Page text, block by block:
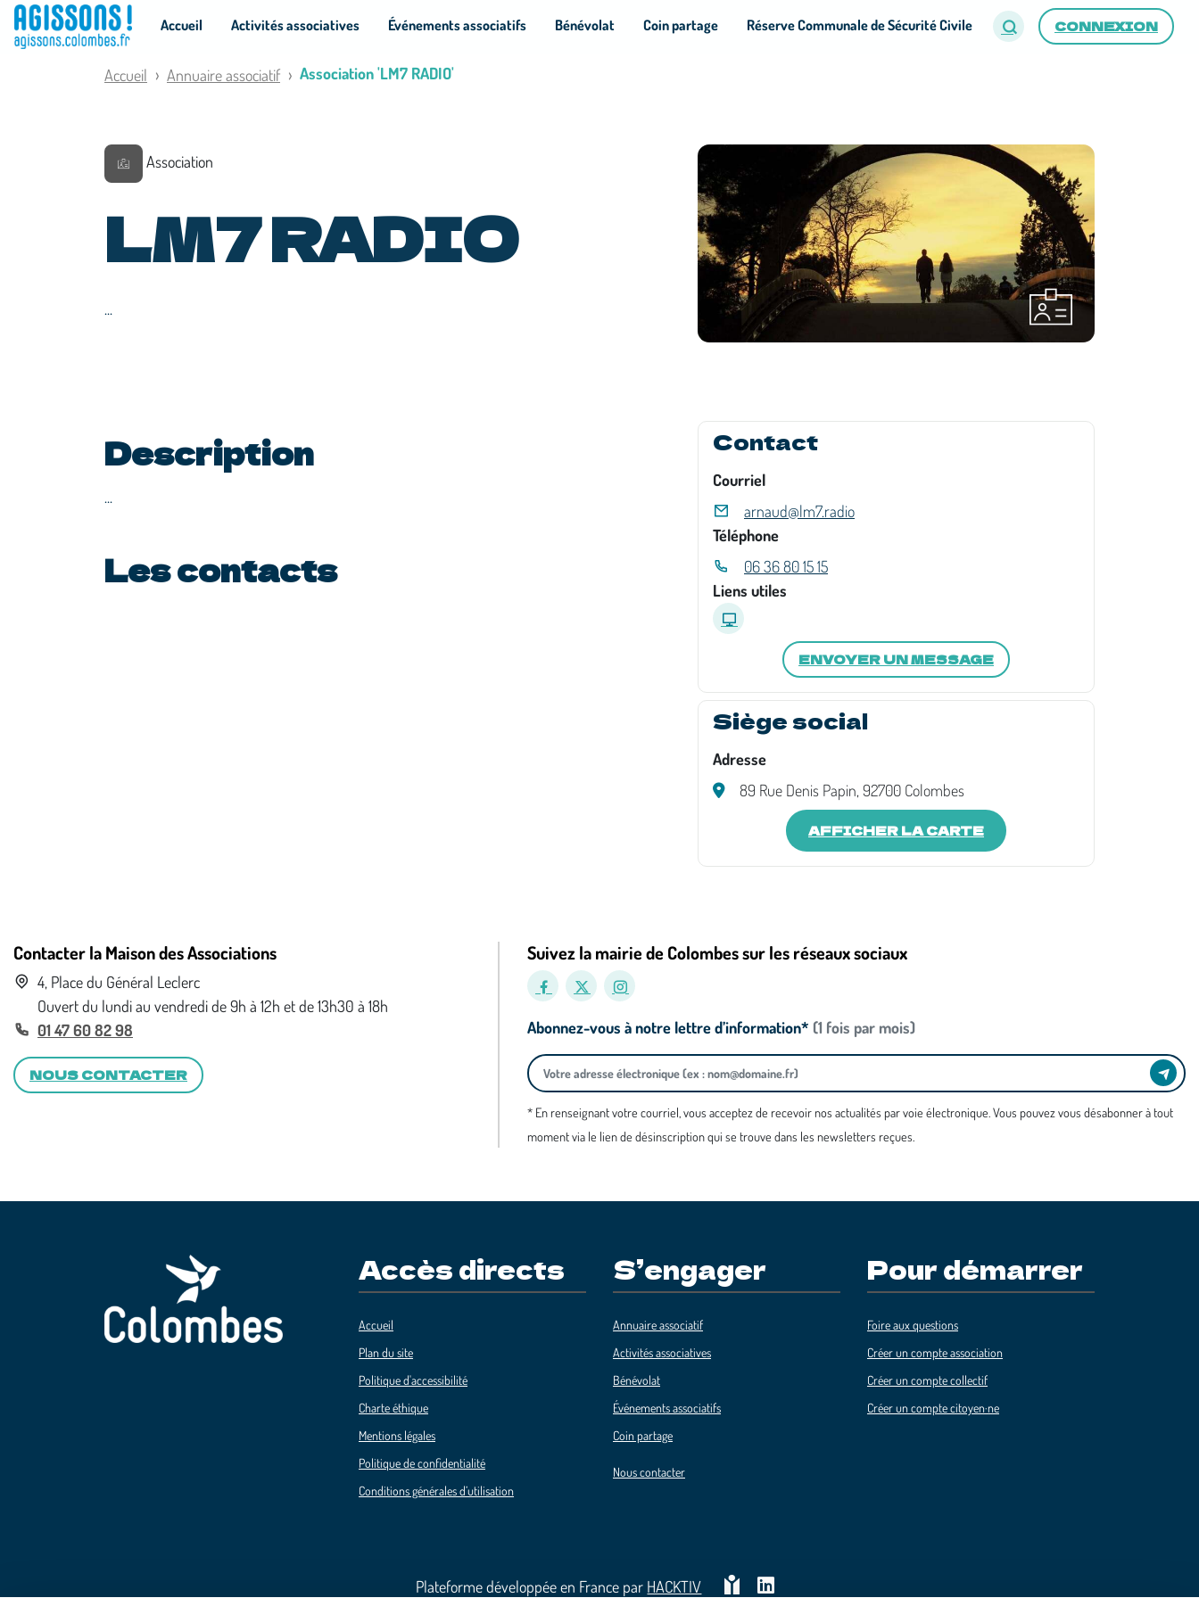
CONNEXION
Accueil Activités associatives Événements associatifs Bénévolat Coin partage Réserve Communale de Sécurité Civile
Accueil Annuaire associatif Association 'LM7 RADIO'
Association
LM7 RADIO
...
Description
...
Les contacts
Contact
Courriel
arnaud@lm7.radio
Téléphone
06 36 80 15 15
Liens utiles
ENVOYER UN MESSAGE
Siège social
Adresse
89 Rue Denis Papin, 92700 Colombes
AFFICHER LA CARTE
Contacter la Maison des Associations
4, Place du Général Leclerc
Ouvert du lundi au vendredi de 9h à 12h et de 13h30 à 18h
01 47 60 82 98
NOUS CONTACTER
Suivez la mairie de Colombes sur les réseaux sociaux
Abonnez-vous à notre lettre d’information* (1 fois par mois)
* En renseignant votre courriel, vous acceptez de recevoir nos actualités par voie électronique. Vous pouvez vous désabonner à tout
moment via le lien de désinscription qui se trouve dans les newsletters reçues.
Accès directs
Accueil
Plan du site
Politique d'accessibilité
Charte éthique
Mentions légales
Politique de confidentialité
Conditions générales d’utilisation
S’engager
Annuaire associatif
Activités associatives
Bénévolat
Événements associatifs
Coin partage
Nous contacter
Pour démarrer
Foire aux questions
Créer un compte association
Créer un compte collectif
Créer un compte citoyen·ne
Plateforme développée en France par HACKTIV
Panneau de gestion des cookies